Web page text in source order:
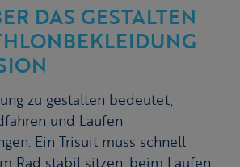
DAS GESTALTEN
zu gestalten bedeutet,
und Laufen
Ein Trisuit muss schnell
Rad stabil sitzen, beim Laufen